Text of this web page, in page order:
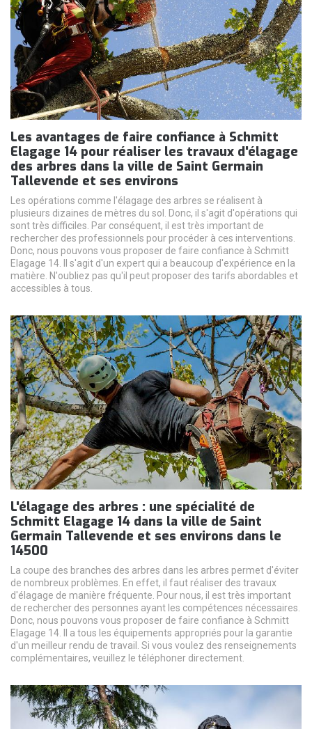
Les avantages de faire confiance à Schmitt
Elagage 14 pour réaliser les travaux d'élagage
des arbres dans la ville de Saint Germain
Tallevende et ses environs
Les opérations comme l'élagage des arbres se réalisent à
plusieurs dizaines de mètres du sol. Donc, il s'agit d'opérations qui
sont très difficiles. Par conséquent, il est très important de
rechercher des professionnels pour procéder à ces interventions.
Donc, nous pouvons vous proposer de faire confiance à Schmitt
Elagage 14. Il s'agit d'un expert qui a beaucoup d'expérience en la
matière. N'oubliez pas qu'il peut proposer des tarifs abordables et
accessibles à tous.
L'élagage des arbres : une spécialité de
Schmitt Elagage 14 dans la ville de Saint
Germain Tallevende et ses environs dans le
14500
La coupe des branches des arbres dans les arbres permet d'éviter
de nombreux problèmes. En effet, il faut réaliser des travaux
d'élagage de manière fréquente. Pour nous, il est très important
de rechercher des personnes ayant les compétences nécessaires.
Donc, nous pouvons vous proposer de faire confiance à Schmitt
Elagage 14. Il a tous les équipements appropriés pour la garantie
d'un meilleur rendu de travail. Si vous voulez des renseignements
complémentaires, veuillez le téléphoner directement.